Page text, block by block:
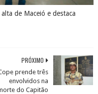
de Maceió e destaca
PRÓXIMO
prende três
envolvidos na
do Capitão